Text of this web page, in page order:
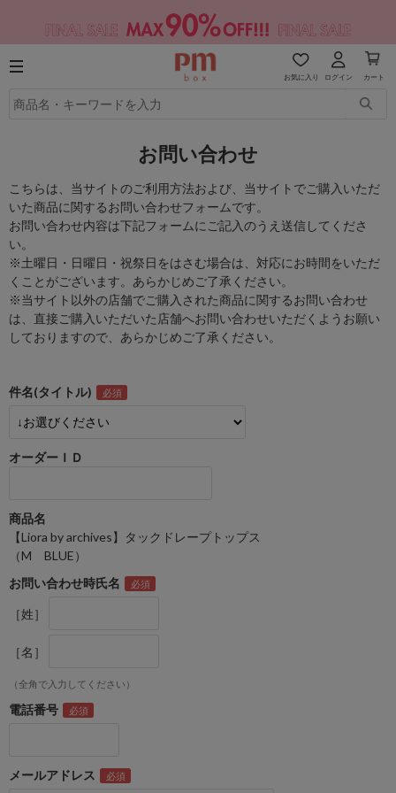
お気に入り ログイン カート
お問い合わせ
こちらは、当サイトのご利用方法および、当サイトでご購入いただ
いた商品に関するお問い合わせフォームです。
お問い合わせ内容は下記フォームにご記入のうえ送信してくださ
い。
※土曜日・日曜日・祝祭日をはさむ場合は、対応にお時間をいただ
くことがございます。あらかじめご了承ください。
※当サイト以外の店舗でご購入された商品に関するお問い合わせ
は、直接ご購入いただいた店舗へお問い合わせいただくようお願い
しておりますので、あらかじめご了承ください。
件名(タイトル)
オーダーＩＤ
商品名
【Liora by archives】タックドレープトップス
（M BLUE）
お問い合わせ時氏名
［姓］
［名］
（全角で入力してください）
電話番号
メールアドレス